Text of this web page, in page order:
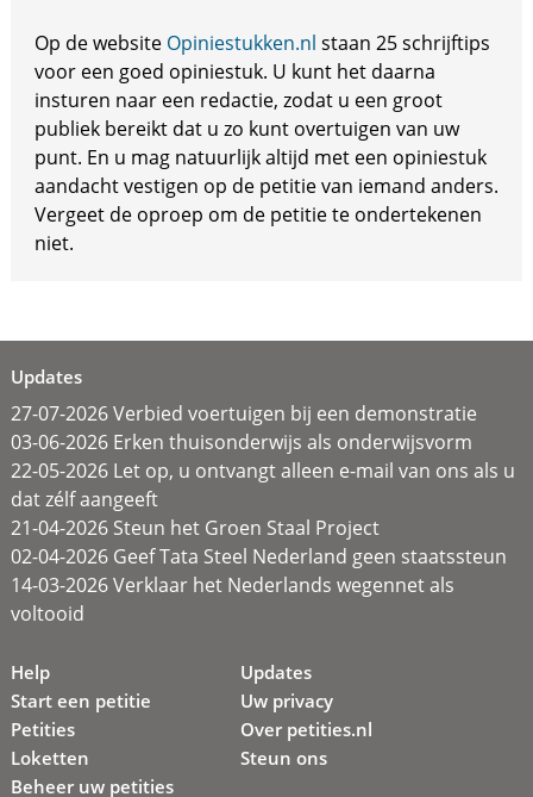
Op de website Opiniestukken.nl staan 25 schrijftips
voor een goed opiniestuk. U kunt het daarna
insturen naar een redactie, zodat u een groot
publiek bereikt dat u zo kunt overtuigen van uw
punt. En u mag natuurlijk altijd met een opiniestuk
aandacht vestigen op de petitie van iemand anders.
Vergeet de oproep om de petitie te ondertekenen
niet.
Updates
27-07-2026 Verbied voertuigen bij een demonstratie
03-06-2026 Erken thuisonderwijs als onderwijsvorm
22-05-2026 Let op, u ontvangt alleen e-mail van ons als u
dat zélf aangeeft
21-04-2026 Steun het Groen Staal Project
02-04-2026 Geef Tata Steel Nederland geen staatssteun
14-03-2026 Verklaar het Nederlands wegennet als
voltooid
Help
Start een petitie
Petities
Loketten
Beheer uw petities
Updates
Uw privacy
Over petities.nl
Steun ons